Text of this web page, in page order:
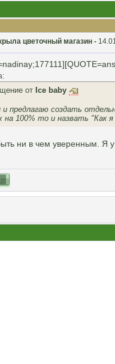
цветочный магазин -
от Ice baby
и предлагаю создать
на 100% то и назвать "Как
ни в чем уверенным. Я